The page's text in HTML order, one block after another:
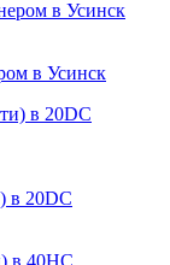
в Усинск
в 20DC